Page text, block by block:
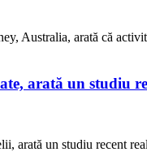
Australia, arată că
arată un studiu
arată un studiu recent